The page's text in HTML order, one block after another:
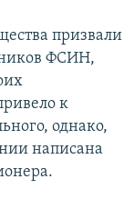
призвали
ФСИН,
к
однако,
написана